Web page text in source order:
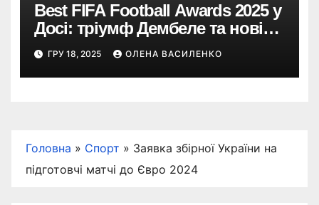
Best FIFA Football Awards 2025 у
Досі: тріумф Дембеле та нові
герої світового футболу
ГРУ 18, 2025 ОЛЕНА ВАСИЛЕНКО
Головна » Спорт » Заявка збірної України на
підготовчі матчі до Євро 2024